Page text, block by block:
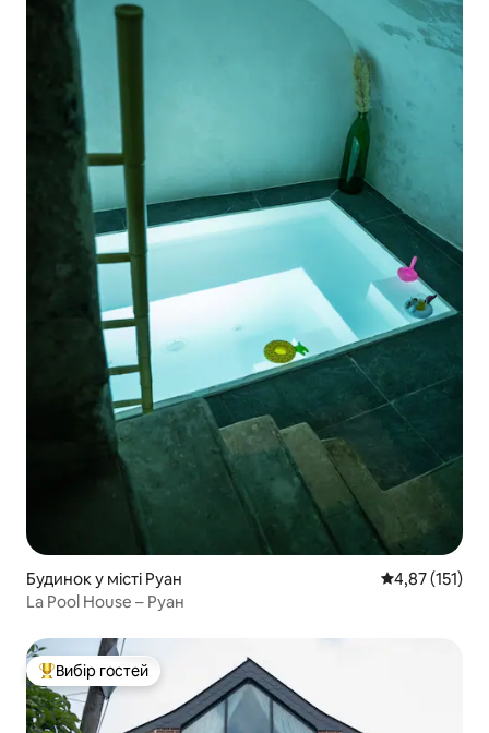
Будинок у місті Руан Середня
4,87 (151)
La Pool House – Руан
Топ вибір гостей
Вибір гостей